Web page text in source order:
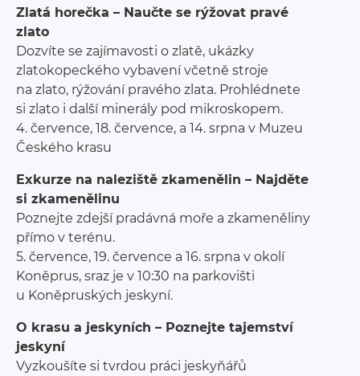
Zlatá horečka – Naučte se rýžovat pravé
zlato
Dozvíte se zajímavosti o zlatě, ukázky
zlatokopeckého vybavení včetně stroje
na zlato, rýžování pravého zlata. Prohlédnete
si zlato i další minerály pod mikroskopem.
4. července, 18. července, a 14. srpna v Muzeu
Českého krasu
Exkurze na naleziště zkamenělin – Najděte
si zkamenělinu
Poznejte zdejší pradávná moře a zkameněliny
přímo v terénu.
5. července, 19. července a 16. srpna v okolí
Koněprus, sraz je v 10:30 na parkovišti
u Koněpruských jeskyní.
O krasu a jeskyních – Poznejte tajemství
jeskyní
Vyzkoušíte si tvrdou práci jeskyňářů